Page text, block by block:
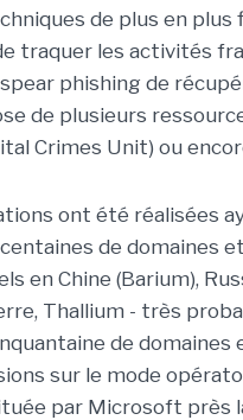
de plus en plus
traquer les activités
phishing de
de plusieurs
Crimes Unit) ou
ont été réalisées
de domaines
en Chine (Barium),
Thallium - très
de domaines
sur le mode
par Microsoft près